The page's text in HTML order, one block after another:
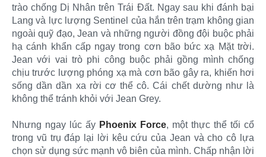
trào chống Dị Nhân trên Trái Đất. Ngay sau khi đánh bại
Lang và lực lượng Sentinel của hắn trên trạm không gian
ngoài quỹ đạo, Jean và những người đồng đội buộc phải
hạ cánh khẩn cấp ngay trong cơn bão bức xạ Mặt trời.
Jean với vai trò phi công buộc phải gồng mình chống
chịu trước lượng phóng xạ mà cơn bão gây ra, khiến hơi
sống dần dần xa rời cơ thể cô. Cái chết dường như là
không thể tránh khỏi với Jean Grey.
Nhưng ngay lúc ấy Phoenix Force, một thực thể tối cổ
trong vũ trụ đáp lại lời kêu cứu của Jean và cho cô lựa
chọn sử dụng sức mạnh vô biên của mình. Chấp nhận lời